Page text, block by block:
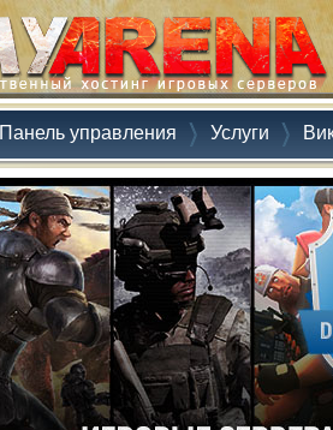
Панель управления Услуги